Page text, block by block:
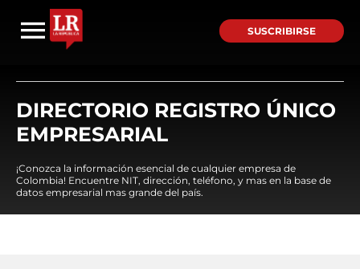
SUSCRIBIRSE
DIRECTORIO REGISTRO ÚNICO
EMPRESARIAL
¡Conozca la información esencial de cualquier empresa de
Colombia! Encuentre NIT, dirección, teléfono, y mas en la base de
datos empresarial mas grande del país.